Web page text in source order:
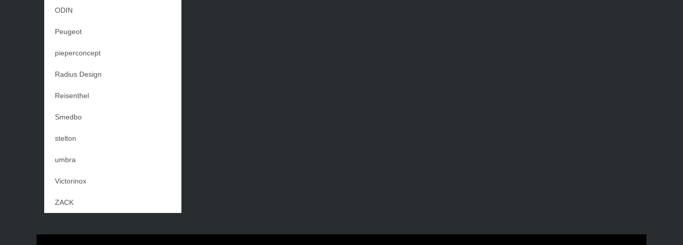
ODIN
Peugeot
pieperconcept
Radius Design
Reisenthel
Smedbo
stelton
umbra
Victorinox
ZACK